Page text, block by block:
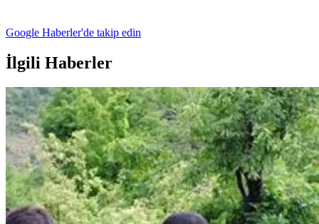
Google Haberler'de takip edin
İlgili Haberler